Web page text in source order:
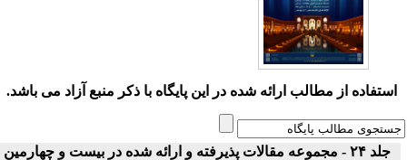
استفاده از مطالب ارائه شده در این پایگاه با ذکر منبع آزاد می باشد.
جلد ۲۴ - مجموعه مقالات پذیرفته و ارائه شده در بیست و چهارمین